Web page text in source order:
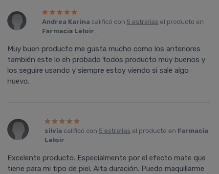
Andrea Karina calificó con 5 estrellas el producto en
Farmacia Leloir.
Muy buen producto me gusta mucho como los anteriores
también este lo eh probado todos producto muy buenos y
los seguire usando y siempre estoy viendo si sale algo
nuevo.
silvia calificó con 5 estrellas el producto en Farmacia
Leloir.
Excelente producto. Especialmente por el efecto mate que
tiene para mi tipo de piel. Alta duración. Puedo maquillarme